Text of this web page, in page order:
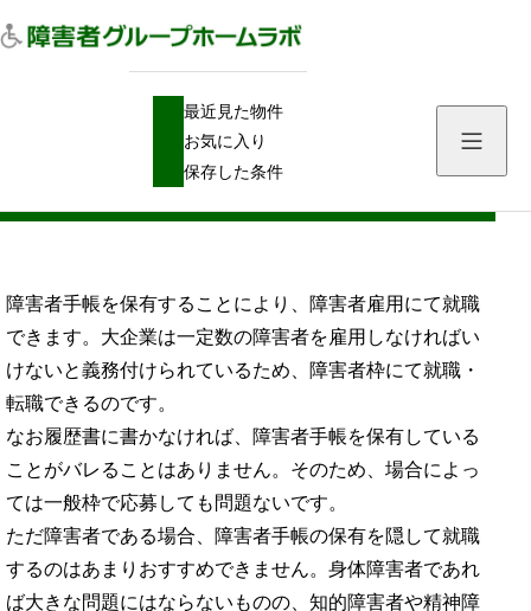
最近見た物件
お気に入り
保存した条件
障害者雇用の中身：障害者手帳を利用する再就職・転職方法
障害者雇用の中身：障害者手帳を利用する
再就職・転職方法
障害者手帳を保有することにより、障害者雇用にて就職
できます。大企業は一定数の障害者を雇用しなければい
けないと義務付けられているため、障害者枠にて就職・
転職できるのです。
なお履歴書に書かなければ、障害者手帳を保有している
ことがバレることはありません。そのため、場合によっ
ては一般枠で応募しても問題ないです。
ただ障害者である場合、障害者手帳の保有を隠して就職
するのはあまりおすすめできません。身体障害者であれ
ば大きな問題にはならないものの、知的障害者や精神障